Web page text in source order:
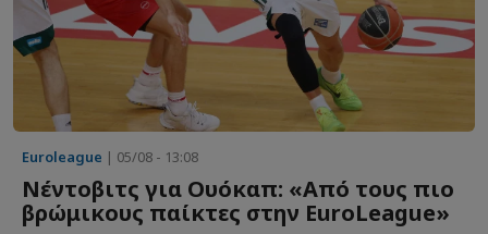
Euroleague | 05/08 - 13:08
Νέντοβιτς για Ουόκαπ: «Aπό τους πιο
βρώμικους παίκτες στην EuroLeague»